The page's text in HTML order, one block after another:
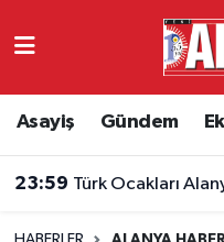
Asayiş Gündem
23:56 Alanya'da avokado
Ekonomi
Antalya Namaz